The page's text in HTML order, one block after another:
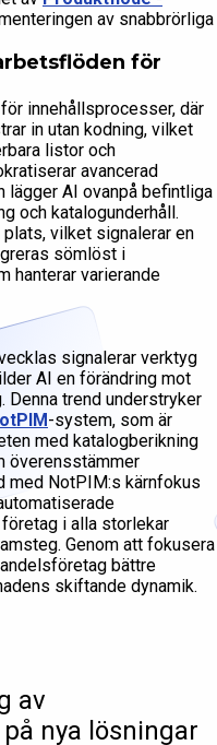
av snabbrörliga
för
innehållsprocesser, där
in utan kodning, vilket
listor och
avancerad
lägger AI ovanpå befintliga
och katalogunderhåll.
vilket signalerar en
sömlöst i
hanterar varierande
signalerar verktyg
AI en förändring mot
Denna trend understryker
-system, som är
med katalogberikning
överensstämmer
med NotPIM:s kärnfokus
i alla storlekar
Genom att fokusera
bättre
skiftande dynamik.
av
nya lösningar